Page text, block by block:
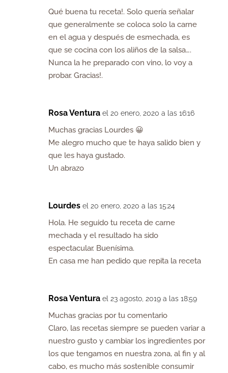
Qué buena tu receta!. Solo quería señalar
que generalmente se coloca solo la carne
en el agua y después de esmechada, es
que se cocina con los aliños de la salsa….
Nunca la he preparado con vino, lo voy a
probar. Gracias!.
Rosa Ventura el 20 enero, 2020 a las 16:16
Muchas gracias Lourdes 😀
Me alegro mucho que te haya salido bien y
que les haya gustado.
Un abrazo
Lourdes el 20 enero, 2020 a las 15:24
Hola. He seguido tu receta de carne
mechada y el resultado ha sido
espectacular. Buenísima.
En casa me han pedido que repita la receta
Rosa Ventura el 23 agosto, 2019 a las 18:59
Muchas gracias por tu comentario
Claro, las recetas siempre se pueden variar a
nuestro gusto y cambiar los ingredientes por
los que tengamos en nuestra zona, al fin y al
cabo, es mucho más sostenible consumir